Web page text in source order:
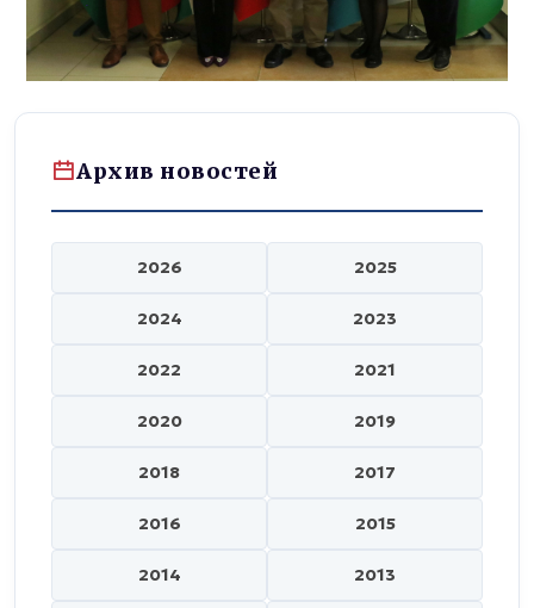
Архив новостей
2026 2025
2024 2023
2022 2021
2020 2019
2018 2017
2016 2015
2014 2013